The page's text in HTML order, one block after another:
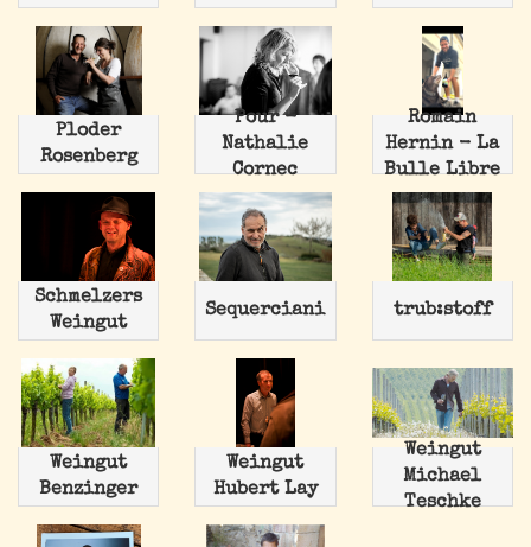
Ploder
Rosenberg
Pour -
Nathalie
Cornec
Romain
Hernin - La
Bulle Libre
Schmelzers
Weingut
Sequerciani trub:stoff
Weingut
Benzinger
Weingut
Hubert Lay
Weingut
Michael
Teschke